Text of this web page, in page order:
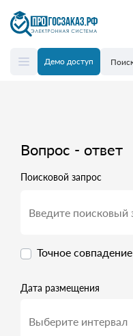
Демо доступ
Вопрос - ответ
Поисковой запрос
Точное совпадение
Дата размещения